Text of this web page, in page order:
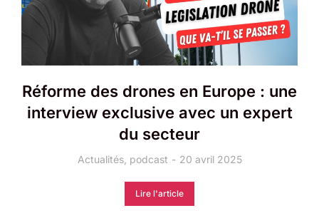
Réforme des drones en Europe : une
interview exclusive avec un expert
du secteur
Actualités, podcast 20 avril 2025
Lire l'article